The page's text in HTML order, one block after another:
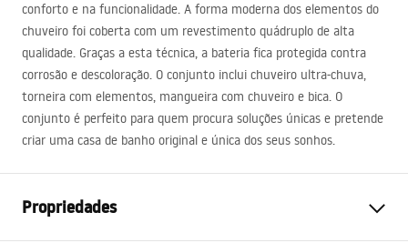
conforto e na funcionalidade. A forma moderna dos elementos do
chuveiro foi coberta com um revestimento quádruplo de alta
qualidade. Graças a esta técnica, a bateria fica protegida contra
corrosão e descoloração. O conjunto inclui chuveiro ultra-chuva,
torneira com elementos, mangueira com chuveiro e bica. O
conjunto é perfeito para quem procura soluções únicas e pretende
criar uma casa de banho original e única dos seus sonhos.
Propriedades